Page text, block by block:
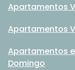
Apartamentos
Apartamentos
Apartamentos
Domingo